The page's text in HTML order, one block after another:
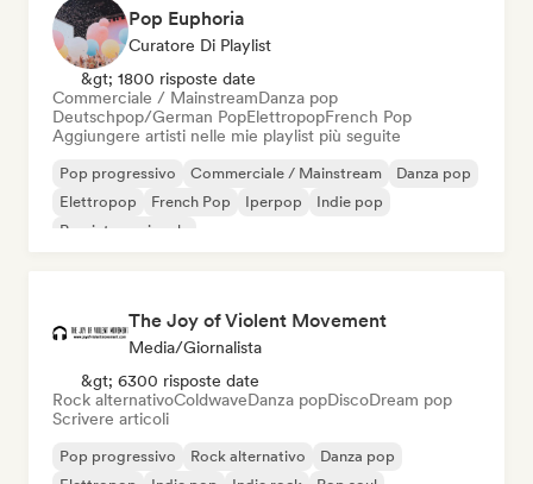
Pop Euphoria
Curatore Di Playlist
&gt; 1800 risposte date
Commerciale / MainstreamDanza pop
Deutschpop/German PopElettropopFrench Pop
Aggiungere artisti nelle mie playlist più seguite
Pop progressivo Commerciale / Mainstream
Danza pop
Elettropop
French Pop Iperpop
Indie pop
Pop internazionale
The Joy of Violent Movement
Media/Giornalista
&gt; 6300 risposte date
Rock alternativoColdwaveDanza popDiscoDream pop
Scrivere articoli
Pop progressivo Rock alternativo
Danza pop